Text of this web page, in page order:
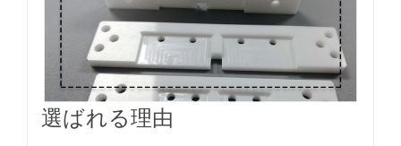
選ばれる理由